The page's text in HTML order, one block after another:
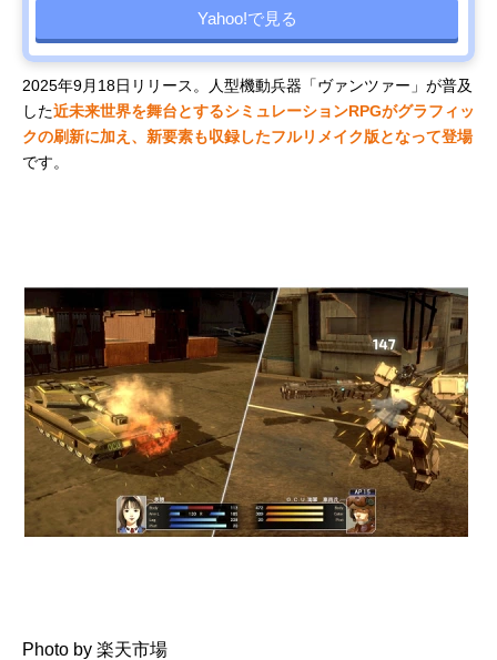
Yahoo!で見る
2025年9月18日リリース。人型機動兵器「ヴァンツァー」が普及
した近未来世界を舞台とするシミュレーションRPGがグラフィッ
クの刷新に加え、新要素も収録したフルリメイク版となって登場
です。
Photo by 楽天市場